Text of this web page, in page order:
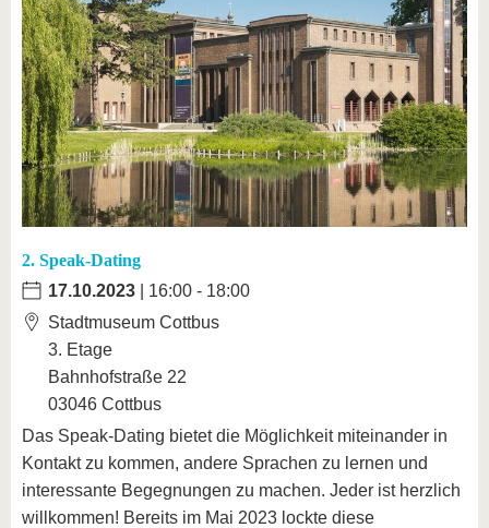
2. Speak-Dating
17.10.2023 | 16:00 - 18:00
Stadtmuseum Cottbus
3. Etage
Bahnhofstraße 22
03046 Cottbus
Das Speak-Dating bietet die Möglichkeit miteinander in
Kontakt zu kommen, andere Sprachen zu lernen und
interessante Begegnungen zu machen. Jeder ist herzlich
willkommen! Bereits im Mai 2023 lockte diese